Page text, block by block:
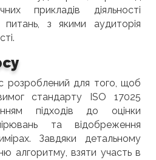
прикладів діяльності
питань, з якими аудиторія
розроблений для того, щоб
стандарту ISO 17025
підходів до оцінки
та відобреження
Завдяки детальному
алгоритму, взяти участь в